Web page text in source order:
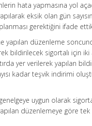
hata yapmasına yol
eksik olan gün
gerektiğini ifade
yapılan düzenleme
bildirilecek sigortalı için iki
yer verilerek yapılan
kadar teşvik indirimi
uygun olarak
düzenlemeye göre tek